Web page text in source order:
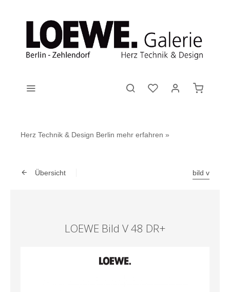
Herz Technik & Design Berlin mehr erfahren »
Übersicht bild v
LOEWE Bild V 48 DR+